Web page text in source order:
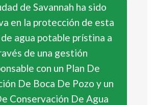
de Savannah ha sido
en la protección de esta
agua potable prístina a
de una gestión
con un Plan De
De Boca De Pozo y un
Conservación De Agua